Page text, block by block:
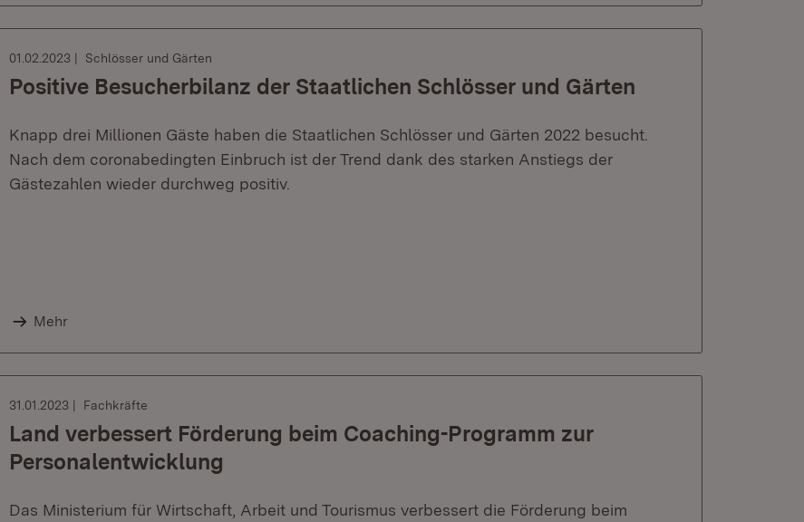
01.02.2023 Schlösser und Gärten
Positive Besucherbilanz der Staatlichen Schlösser und Gärten
Knapp drei Millionen Gäste haben die Staatlichen Schlösser und Gärten 2022 besucht.
Nach dem coronabedingten Einbruch ist der Trend dank des starken Anstiegs der
Gästezahlen wieder durchweg positiv.
Mehr
31.01.2023 Fachkräfte
Land verbessert Förderung beim Coaching-Programm zur
Personalentwicklung
Das Ministerium für Wirtschaft, Arbeit und Tourismus verbessert die Förderung beim